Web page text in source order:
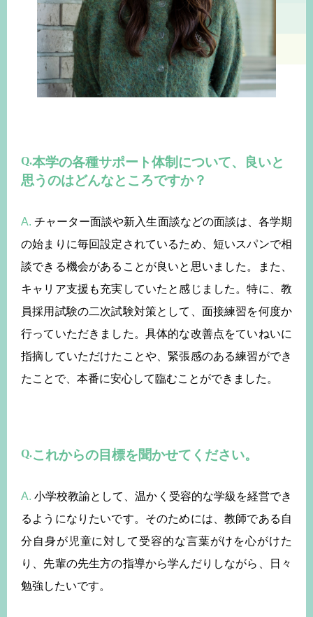
本学の各種サポート体制について、良いと
思うのはどんなところですか？
A.
の始まりに毎回設定されているため、短いスパンで相
談できる機会があることが良いと思いました。また、
キャリア支援も充実していたと感じました。特に、教
員採用試験の二次試験対策として、面接練習を何度か
行っていただきました。具体的な改善点をていねいに
指摘していただけたことや、緊張感のある練習ができ
たことで、本番に安心して臨むことができました。
これからの目標を聞かせてください。
A.
るようになりたいです。そのためには、教師である自
分自身が児童に対して受容的な言葉がけを心がけた
り、先輩の先生方の指導から学んだりしながら、日々
勉強したいです。